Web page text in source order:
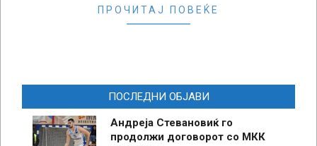
ПРОЧИТАЈ ПОВЕЌЕ
ПОСЛЕДНИ ОБЈАВИ
Андреја Стевановиќ го
продолжи договорот со МКК